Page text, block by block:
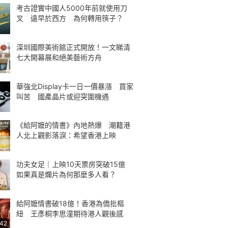
考古證實中國人5000年前就使用刀
叉 遠早於西方 為何轉用筷子？
深圳國際美術館正式開放！一文睇清
七大開幕展和絕美藝術方舟
華強北Display卡一日一價暴漲 買家
叫苦 國產晶片或迎突圍機遇
《給阿嬤的情書》內地熱爆 潮籍港
人北上觀影落淚：希望香港上映
功夫女足｜上映10天票房突破15億
如果真是爛片為何那麼多人看？
給阿嬤情書破18億！香港為僑批樞
紐 王彥桐李思潼期待港人觀後感